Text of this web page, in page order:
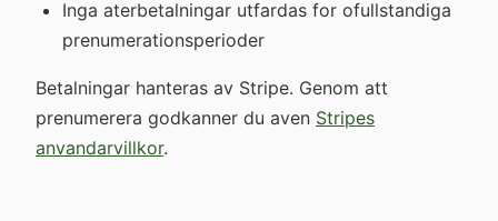
Inga aterbetalningar utfardas for ofullstandiga
prenumerationsperioder
Betalningar hanteras av Stripe. Genom att
prenumerera godkanner du aven Stripes
anvandarvillkor.